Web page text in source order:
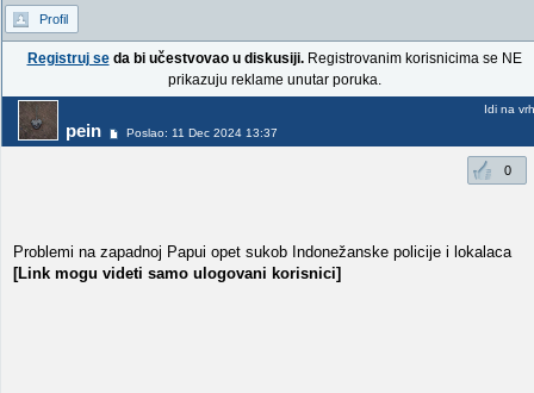
Profil
Registruj seda bi učestvovao u diskusiji.Registrovanim korisnicima se NE
prikazuju reklame unutar poruka.
pein Poslao: 11 Dec 2024 13:37
Idi na vrh
0
Problemi na zapadnoj Papui opet sukob Indonežanske policije i lokalaca
[Link mogu videti samo ulogovani korisnici]